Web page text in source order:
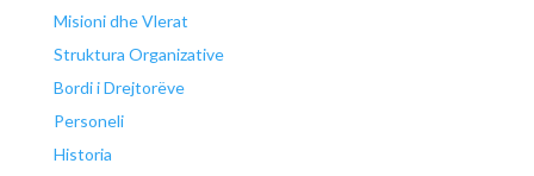
Misioni dhe Vlerat
Struktura Organizative
Bordi i Drejtorëve
Personeli
Historia